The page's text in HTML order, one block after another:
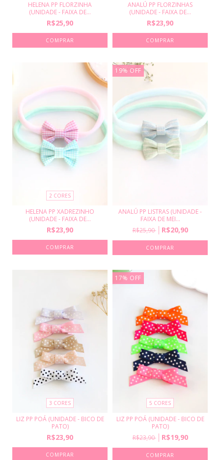
HELENA PP FLORZINHA
(UNIDADE - FAIXA DE...
R$25,90
ANALÚ PP FLORZINHAS
(UNIDADE - FAIXA DE...
R$23,90
2 CORES
HELENA PP XADREZINHO
(UNIDADE - FAIXA DE...
R$23,90
COMPRAR
19% OFF
ANALÚ PP LISTRAS (UNIDADE -
FAIXA DE MEI...
R$25,90
R$20,90
COMPRAR
3 CORES
LIZ PP POÁ (UNIDADE - BICO DE
PATO)
R$23,90
COMPRAR
17% OFF
5 CORES
LIZ PP POÁ (UNIDADE - BICO DE
PATO)
R$23,90
R$19,90
COMPRAR